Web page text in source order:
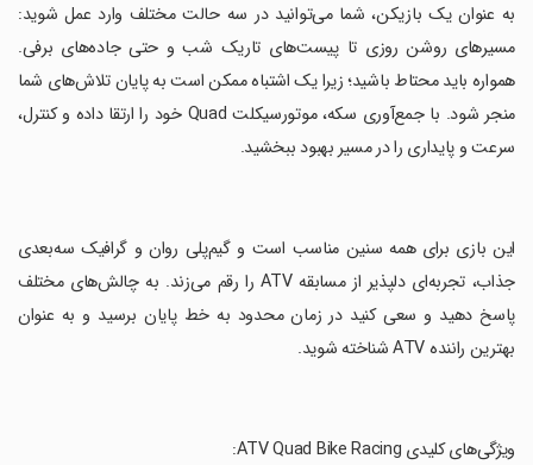
‏به عنوان یک بازیکن، شما می‌توانید در سه حالت مختلف وارد عمل شوید:
مسیرهای روشن روزی تا پیست‌های تاریک شب و حتی جاده‌های برفی.
همواره باید محتاط باشید؛ زیرا یک اشتباه ممکن است به پایان تلاش‌های شما
منجر شود. با جمع‌آوری سکه، موتورسیکلت Quad خود را ارتقا داده و کنترل،
سرعت و پایداری را در مسیر بهبود ببخشید.
‏این بازی برای همه سنین مناسب است و گیم‌پلی روان و گرافیک سه‌بعدی
جذاب، تجربه‌ای دلپذیر از مسابقه ATV را رقم می‌زند. به چالش‌های مختلف
پاسخ دهید و سعی کنید در زمان محدود به خط پایان برسید و به عنوان
بهترین راننده ATV شناخته شوید.
‏ویژگی‌های کلیدی ATV Quad Bike Racing: